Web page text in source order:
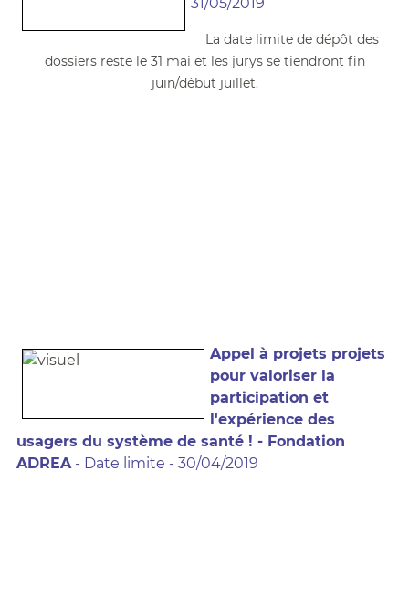
La date limite de dépôt des
dossiers reste le 31 mai et les jurys se tiendront fin
juin/début juillet.
Appel à projets projets
pour valoriser la
participation et
l'expérience des
usagers du système de santé ! - Fondation
ADREA- Date limite - 30/04/2019